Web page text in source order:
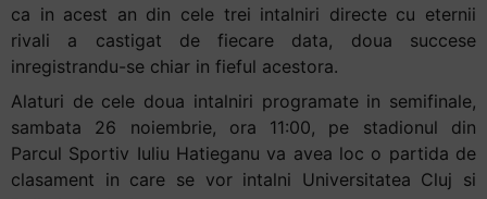
ca in acest an din cele trei intalniri directe cu eternii
rivali a castigat de fiecare data, doua succese
inregistrandu-se chiar in fieful acestora.
Alaturi de cele doua intalniri programate in semifinale,
sambata 26 noiembrie, ora 11:00, pe stadionul din
Parcul Sportiv Iuliu Hatieganu va avea loc o partida de
clasament in care se vor intalni Universitatea Cluj si